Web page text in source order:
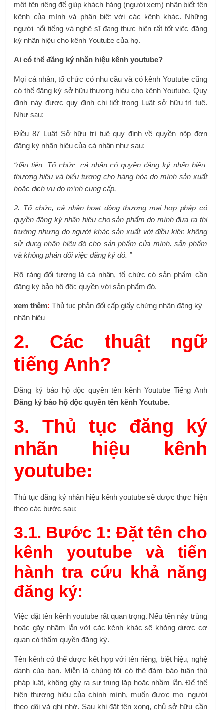
một tên riêng để giúp khách hàng (người xem) nhận biết tên
kênh của mình và phân biệt với các kênh khác. Những
người nổi tiếng và nghệ sĩ đang thực hiện rất tốt việc đăng
ký nhãn hiệu cho kênh Youtube của họ.
Ai có thể đăng ký nhãn hiệu kênh youtube?
Mọi cá nhân, tổ chức có nhu cầu và có kênh Youtube cũng
có thể đăng ký sở hữu thương hiệu cho kênh Youtube. Quy
định này được quy định chi tiết trong Luật sở hữu trí tuệ.
Như sau:
Điều 87 Luật Sở hữu trí tuệ quy định về quyền nộp đơn
đăng ký nhãn hiệu của cá nhân như sau:
“đầu tiên. Tổ chức, cá nhân có quyền đăng ký nhãn hiệu,
thương hiệu và biểu tượng cho hàng hóa do mình sản xuất
hoặc dịch vụ do mình cung cấp.
2. Tổ chức, cá nhân hoạt động thương mại hợp pháp có
quyền đăng ký nhãn hiệu cho sản phẩm do mình đưa ra thị
trường nhưng do người khác sản xuất với điều kiện không
sử dụng nhãn hiệu đó cho sản phẩm của mình. sản phẩm
và không phản đối việc đăng ký đó. ”
Rõ ràng đối tượng là cá nhân, tổ chức có sản phẩm cần
đăng ký bảo hộ độc quyền với sản phẩm đó.
xem thêm: Thủ tục phản đối cấp giấy chứng nhận đăng ký
nhãn hiệu
2. Các thuật ngữ
tiếng Anh?
Đăng ký bảo hộ độc quyền tên kênh Youtube Tiếng Anh
Đăng ký bảo hộ độc quyền tên kênh Youtube.
3. Thủ tục đăng ký
nhãn hiệu kênh
youtube:
Thủ tục đăng ký nhãn hiệu kênh youtube sẽ được thực hiện
theo các bước sau:
3.1. Bước 1: Đặt tên cho
kênh youtube và tiến
hành tra cứu khả năng
đăng ký:
Việc đặt tên kênh youtube rất quan trọng. Nếu tên này trùng
hoặc gây nhầm lẫn với các kênh khác sẽ không được cơ
quan có thẩm quyền đăng ký.
Tên kênh có thể được kết hợp với tên riêng, biệt hiệu, nghệ
danh của bạn. Miễn là chúng tôi có thể đảm bảo tuân thủ
pháp luật, không gây ra sự trùng lặp hoặc nhầm lẫn. Để thể
hiện thương hiệu của chính mình, muốn được mọi người
theo dõi và ghi nhớ. Sau khi đặt tên xong, chủ sở hữu cần